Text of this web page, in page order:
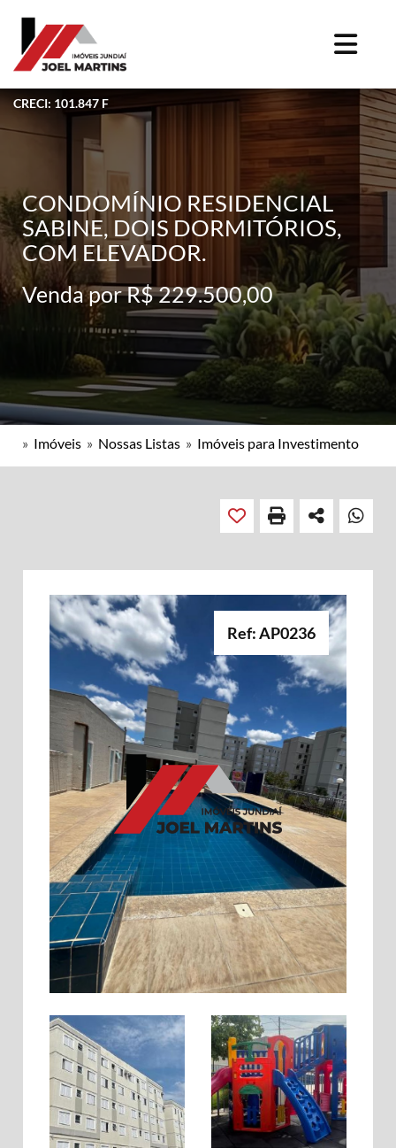
CRECI: 101.847 F
CONDOMÍNIO RESIDENCIAL
SABINE, DOIS DORMITÓRIOS,
COM ELEVADOR.
Venda por R$ 229.500,00
» Imóveis » Nossas Listas » Imóveis para Investimento
Ref: AP0236